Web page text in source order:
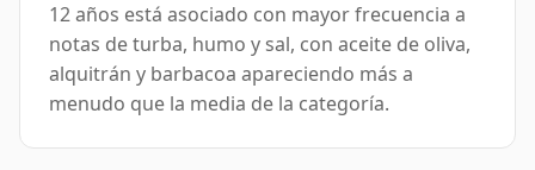
12 años está asociado con mayor frecuencia a
notas de turba, humo y sal, con aceite de oliva,
alquitrán y barbacoa apareciendo más a
menudo que la media de la categoría.